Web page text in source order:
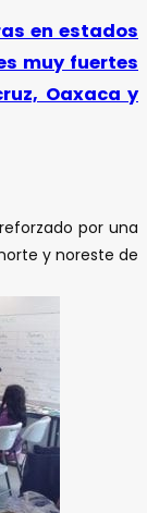
en estados
muy fuertes
Oaxaca y
por una
y noreste de